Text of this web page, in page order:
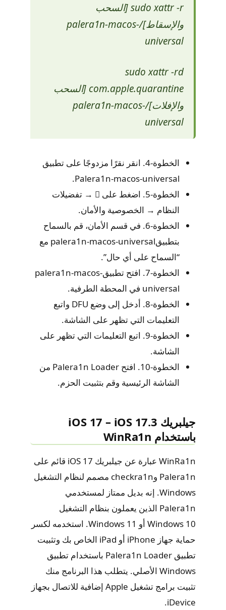
sudo xattr -r [السحب
والإسقاط]/palera1n-macos-
universal
sudo xattr -rd
com.apple.quarantine [السحب
والإفلات]/palera1n-macos-
universal
الخطوة-4. انقر نقرًا مزدوجًا على تطبيق
Palera1n-macos-universal.
الخطوة-5. اضغط على  → تفضيلات
النظام → الخصوصية والأمان.
الخطوة-6. في قسم الأمان، قم بالسماح
بتطبيقpalera1n-macos-universal مع
“السماح على أي حال”.
الخطوة-7. افتح تطبيقpalera1n-macos-
universal في المحطة الطرفية.
​​الخطوة-8. أدخل إلى وضع DFU واتبع
التعليمات التي تظهر على الشاشة.
الخطوة-9. اتبع التعليمات التي تظهر على
الشاشة.
الخطوة-10. افتح Palera1n Loader من
الشاشة الرئيسية وقم بتثبيت الحزم.
​​​​​جيلبريك iOS 17 – iOS 17.3
باستخدام WinRa1n
WinRa1n عبارة عن جيلبريك iOS 17 قائم على
Palera1n وcheckra1n مصمم لنظام التشغيل
Windows. إنه بديل ممتاز لمستخدمي
Palera1n الذين يعملون بنظام التشغيل
Windows 10 أو Windows 11. استخدمه لكسر
حماية جهاز iPhone أو iPad الخاص بك وتثبيت
تطبيق Palera1n Loader باستخدام تطبيق
Windows الأصلي. يتطلب هذا البرنامج منك
تثبيت برامج تشغيل Apple إضافية للاتصال بجهاز
iDevice.